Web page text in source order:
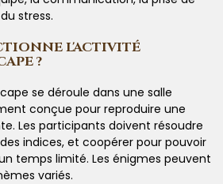
stress.
L'ACTIVITÉ
?
se déroule dans une salle
conçue pour reproduire une
Les participants doivent résoudre
indices, et coopérer pour pouvoir
temps limité. Les énigmes peuvent
variés.